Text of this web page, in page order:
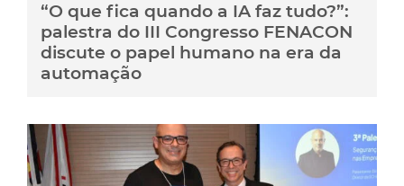
“O que fica quando a IA faz tudo?”:
palestra do III Congresso FENACON
discute o papel humano na era da
automação